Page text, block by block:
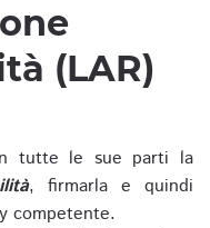
(LAR)
tutte le sue parti la
, firmarla e quindi
competente.